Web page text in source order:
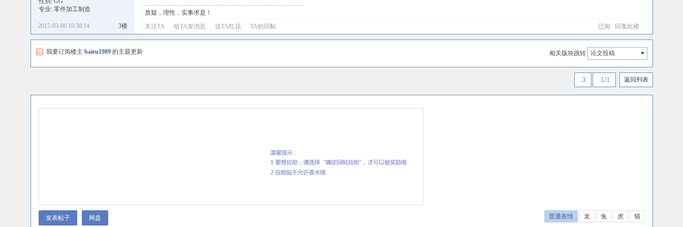
专业: 零件加工制造
质疑，理性，实事求是！
3楼
2015-03-06 19:38:14 已阅 回复此楼
关注TA 给TA发消息 送TA红花 TA的回帖
相关版块跳转 论文投稿
我要订阅楼主 bairu1989的主题更新
3 1/1 返回列表
普通表情 龙 兔 虎 猫